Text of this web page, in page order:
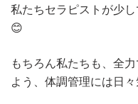
私たちセラピストが少
😊
もちろん私たちも、全
よう、体調管理には日